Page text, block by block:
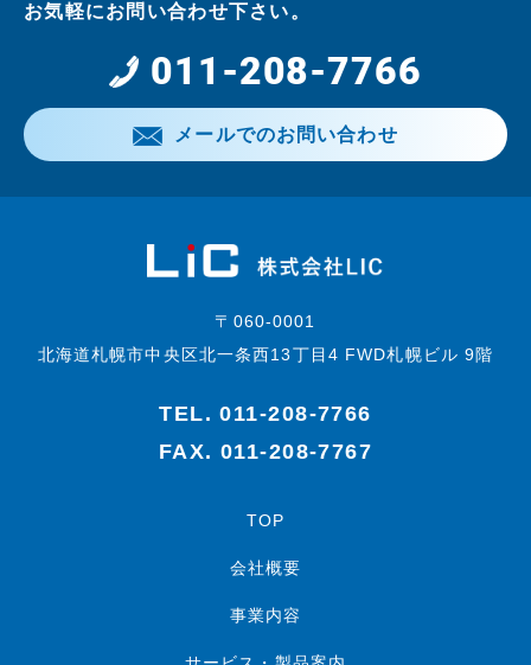
お気軽にお問い合わせ下さい。
011-208-7766
メールでのお問い合わせ
〒060-0001
北海道札幌市中央区北一条西13丁目4 FWD札幌ビル 9階
TEL.011-208-7766
FAX. 011-208-7767
TOP
会社概要
事業内容